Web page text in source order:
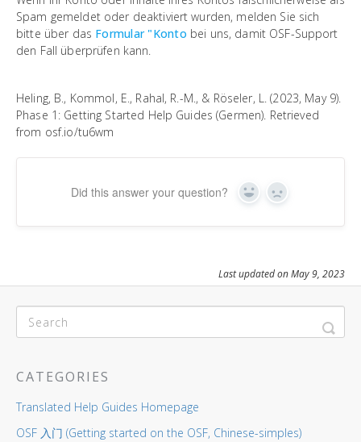
Spam gemeldet oder deaktiviert wurden, melden Sie sich
bitte über das Formular "Konto bei uns, damit OSF-Support
den Fall überprüfen kann.
Heling, B., Kommol, E., Rahal, R.-M., & Röseler, L. (2023, May 9).
Phase 1: Getting Started Help Guides (Germen). Retrieved
from osf.io/tu6wm
Did this answer your question? Yes No
Last updated on May 9, 2023
CATEGORIES
Translated Help Guides Homepage
OSF 入门 (Getting started on the OSF, Chinese-simples)